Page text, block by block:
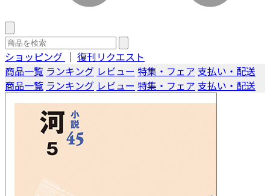
ショッピング ｜ 復刊リクエスト
商品一覧 ランキング レビュー 特集・フェア 支払い・配送
商品一覧 ランキング レビュー 特集・フェア 支払い・配送